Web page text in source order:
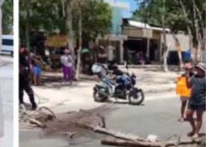
y auxiliar en las labores de
de Protección Civil, cuerpo
la policía municipal.
Iglesia Veracruz